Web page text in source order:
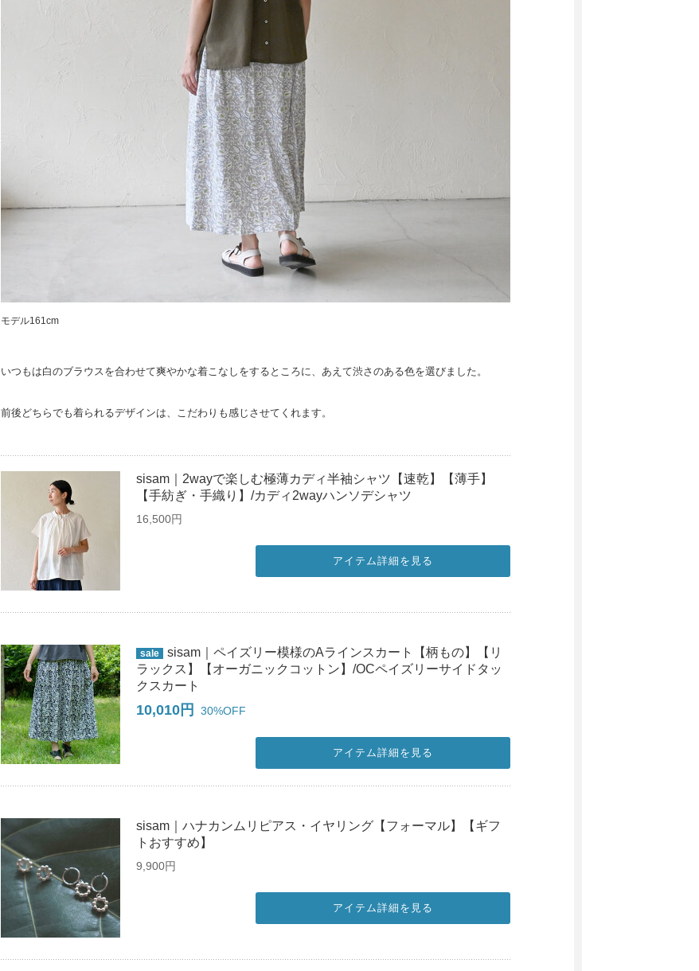
モデル161cm
いつもは白のブラウスを合わせて爽やかな着こなしをするところに、あえて渋さのある色を選びました。
前後どちらでも着られるデザインは、こだわりも感じさせてくれます。
sisam｜2wayで楽しむ極薄カディ半袖シャツ【速乾】【薄手】
【手紡ぎ・手織り】/カディ2wayハンソデシャツ
16,500円
アイテム詳細を見る
sale
sisam｜ペイズリー模様のAラインスカート【柄もの】【リ
ラックス】【オーガニックコットン】/OCペイズリーサイドタッ
クスカート
10,010円 30%OFF
アイテム詳細を見る
sisam｜ハナカンムリピアス・イヤリング【フォーマル】【ギフ
トおすすめ】
9,900円
アイテム詳細を見る